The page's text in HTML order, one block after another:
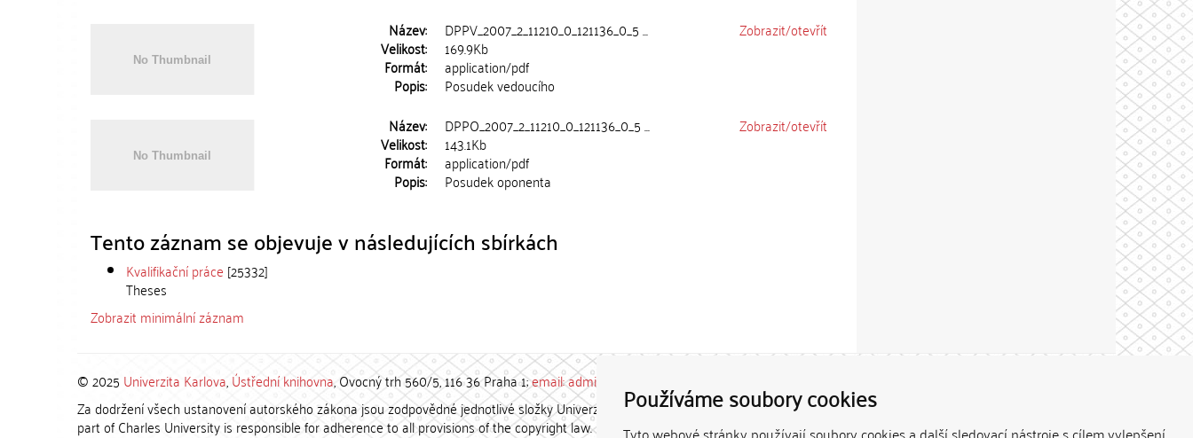
Používáme soubory cookies
Název: DPPV_2007_2_11210_0_121136_0_5 ...
Velikost: 169.9Kb
Formát: application/pdf
Popis: Posudek vedoucího
Zobrazit/otevřít
Název: DPPO_2007_2_11210_0_121136_0_5 ...
Velikost: 143.1Kb
Formát: application/pdf
Popis: Posudek oponenta
Zobrazit/otevřít
Tento záznam se objevuje v následujících sbírkách
Kvalifikační práce [25332]
Theses
Zobrazit minimální záznam
© 2025 Univerzita Karlova,Ústřední knihovna, Ovocný trh 560/5, 116 36 Praha 1;email: admin-repozitar [at] cuni.cz
Za dodržení všech ustanovení autorského zákona jsou zodpovědné jednotlivé složky Univerzity Karlovy. / Each constituent
part of Charles University is responsible for adherence to all provisions of the copyright law.